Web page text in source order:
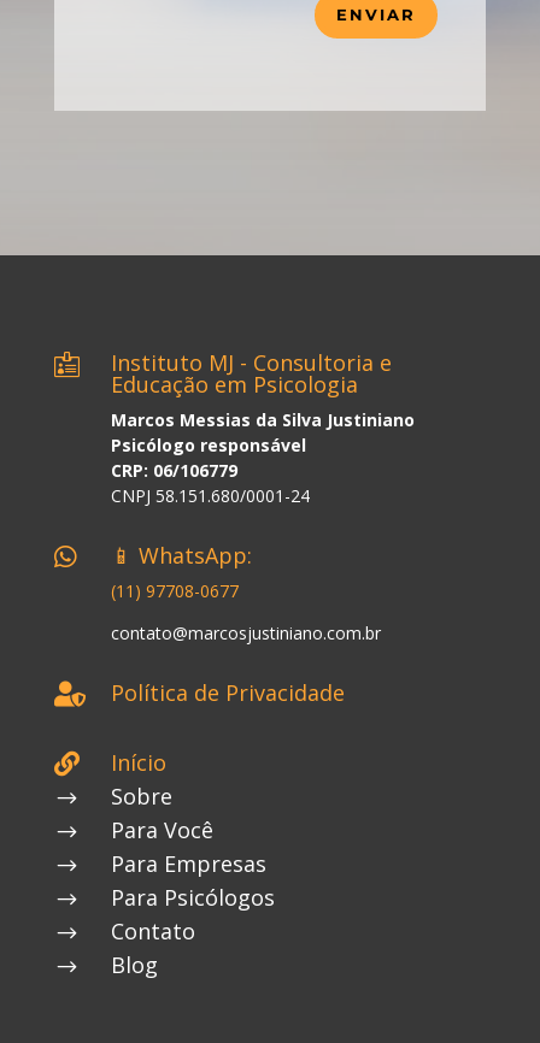
ENVIAR
 Instituto MJ - Consultoria e
Educação em Psicologia
Marcos Messias da Silva Justiniano
Psicólogo responsável
CRP: 06/106779
CNPJ 58.151.680/0001-24
 📱 WhatsApp:
(11) 97708-0677
contato@marcosjustiniano.com.br
 Política de Privacidade
 Início
$ Sobre
$ Para Você
$ Para Empresas
$ Para Psicólogos
$ Contato
$ Blog